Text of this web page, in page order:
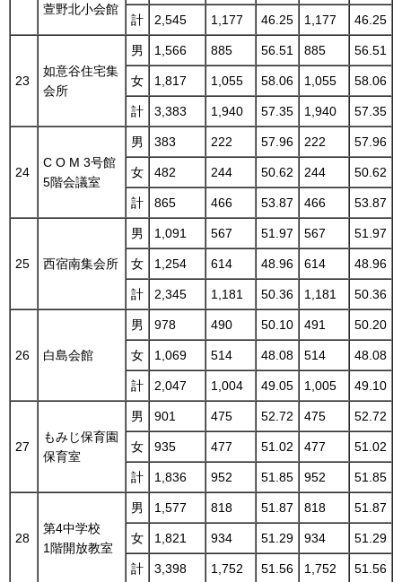
萱野北小会館
計 2,545 1,177 46.25 1,177 46.25
23
如意谷住宅集
会所
男 1,566 885 56.51 885 56.51
女 1,817 1,055 58.06 1,055 58.06
計 3,383 1,940 57.35 1,940 57.35
24
C O M 3号館
5階会議室
男 383 222 57.96 222 57.96
女 482 244 50.62 244 50.62
計 865 466 53.87 466 53.87
25 西宿南集会所
男 1,091 567 51.97 567 51.97
女 1,254 614 48.96 614 48.96
計 2,345 1,181 50.36 1,181 50.36
26 白島会館
男 978 490 50.10 491 50.20
女 1,069 514 48.08 514 48.08
計 2,047 1,004 49.05 1,005 49.10
27
もみじ保育園
保育室
男 901 475 52.72 475 52.72
女 935 477 51.02 477 51.02
計 1,836 952 51.85 952 51.85
28
第4中学校
1階開放教室
男 1,577 818 51.87 818 51.87
女 1,821 934 51.29 934 51.29
計 3,398 1,752 51.56 1,752 51.56